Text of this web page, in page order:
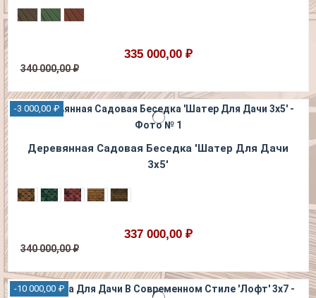
335 000,00 ₽
340 000,00 ₽
-3 000,00 ₽
Деревянная Садовая Беседка 'Шатер Для Дачи
3х5'
337 000,00 ₽
340 000,00 ₽
-10 000,00 ₽